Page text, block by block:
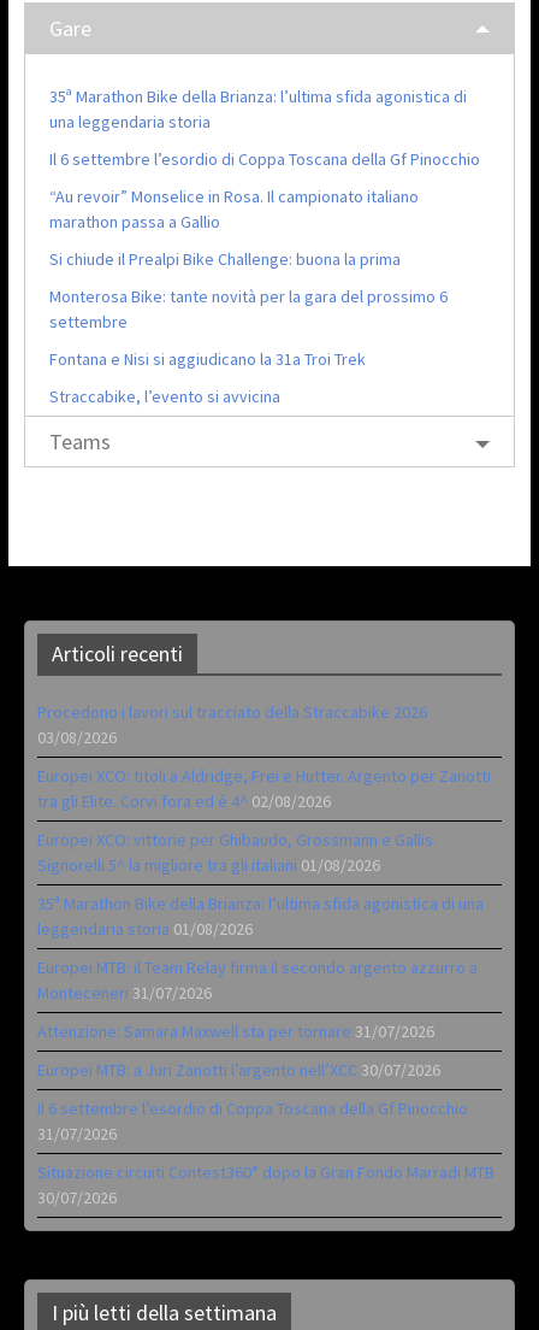
Gare
35ª Marathon Bike della Brianza: l’ultima sfida agonistica di
una leggendaria storia
Il 6 settembre l’esordio di Coppa Toscana della Gf Pinocchio
“Au revoir” Monselice in Rosa. Il campionato italiano
marathon passa a Gallio
Si chiude il Prealpi Bike Challenge: buona la prima
Monterosa Bike: tante novità per la gara del prossimo 6
settembre
Fontana e Nisi si aggiudicano la 31a Troi Trek
Straccabike, l’evento si avvicina
Teams
Articoli recenti
Procedono i lavori sul tracciato della Straccabike 2026
03/08/2026
Europei XCO: titoli a Aldridge, Frei e Hutter. Argento per Zanotti
tra gli Elite. Corvi fora ed è 4^ 02/08/2026
Europei XCO: vittorie per Ghibaudo, Grossmann e Gallis.
Signorelli 5^ la migliore tra gli italiani 01/08/2026
35ª Marathon Bike della Brianza: l’ultima sfida agonistica di una
leggendaria storia 01/08/2026
Europei MTB: il Team Relay firma il secondo argento azzurro a
Monteceneri 31/07/2026
Attenzione: Samara Maxwell sta per tornare 31/07/2026
Europei MTB: a Juri Zanotti l’argento nell’XCC 30/07/2026
Il 6 settembre l’esordio di Coppa Toscana della Gf Pinocchio
31/07/2026
Situazione circuiti Contest360° dopo la Gran Fondo Marradi MTB
30/07/2026
I più letti della settimana